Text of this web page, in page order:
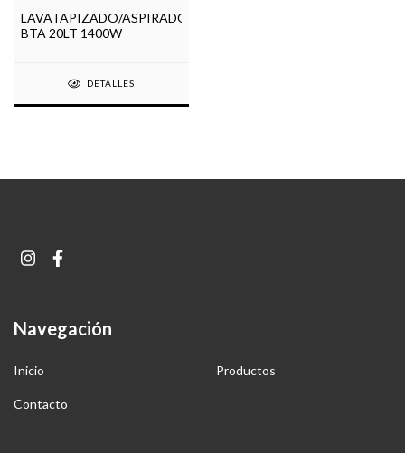
LAVATAPIZADO/ASPIRADORA
BTA 20LT 1400W
DETALLES
Navegación
Inicio Productos
Contacto